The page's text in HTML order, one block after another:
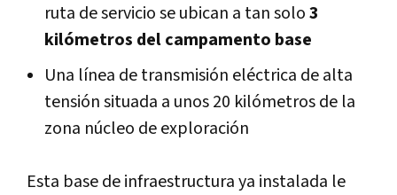
ruta de servicio se ubican a tan solo3
kilómetros del campamento base
Una línea de transmisión eléctrica de alta
tensión situada a unos 20 kilómetros de la
zona núcleo de exploración
Esta base de infraestructura ya instalada le